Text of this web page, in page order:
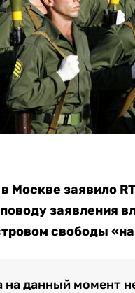
Москве заявило
заявления
свободы
на данный момент